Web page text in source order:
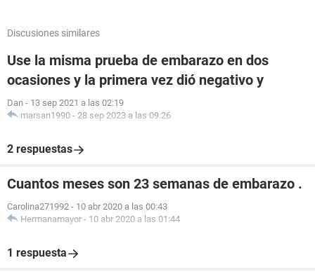
Discusiones similares
Use la misma prueba de embarazo en dos
ocasiones y la primera vez dió negativo y
Dan - 13 sep 2021 a las 02:19
marsan1990 - 28 sep 2023 a las 09:26
2 respuestas
Cuantos meses son 23 semanas de embarazo .
Carolina271992 - 10 abr 2020 a las 00:43
Hermanamayor - 10 abr 2020 a las 01:44
1 respuesta